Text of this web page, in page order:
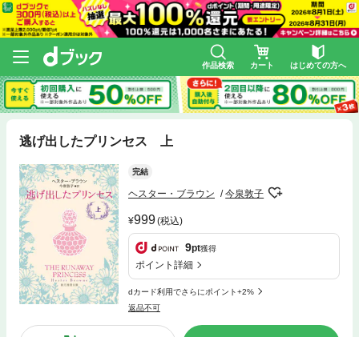
作品検索 カート はじめての方へ
逃げ出したプリンセス 上
完結
ヘスター・ブラウン 今泉敦子
999(税込)
9pt獲得
ポイント詳細
dカード利用でさらにポイント+2%
返品不可